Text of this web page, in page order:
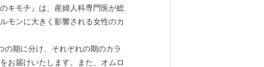
キモチ』は、産婦人科専門医が総
モンに大きく影響される女性のカ
の期に分け、それぞれの期のカラ
お届けいたします。また、オムロ